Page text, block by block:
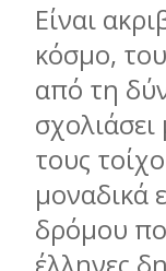
Είναι
κόσμο,
από τη
τους
μοναδικά
δρόμου